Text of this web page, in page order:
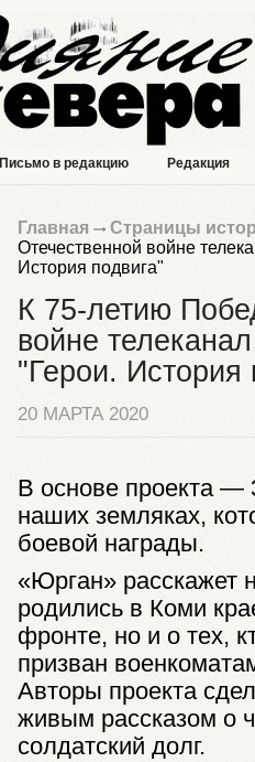
Письмо в редакцию Редакция
Главная
Страницы
Отечественной войне
История подвига"
К 75-летию
войне
"Герои. История
20 МАРТА 2020
В основе проекта —
наших земляках,
боевой награды.
«Юрган» расскажет
родились в Коми
фронте, но и о тех,
призван
Авторы проекта
живым рассказом о
солдатский долг.